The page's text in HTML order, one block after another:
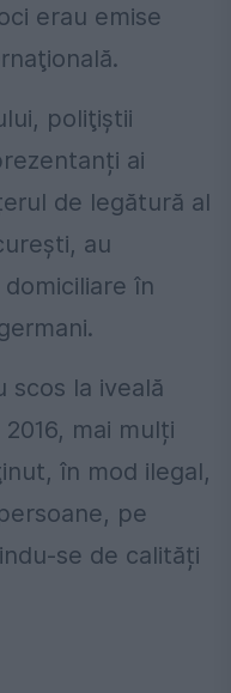
erau emise
poliţiştii
ai
de legătură al
au
în
scos la iveală
mai mulți
în mod ilegal,
pe
se de calități